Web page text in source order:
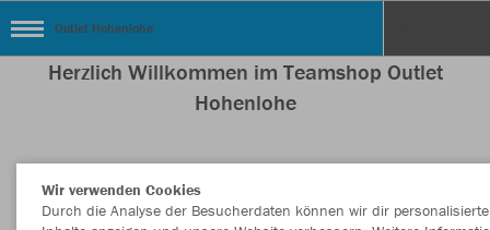
Outlet Hohenlohe
Herzlich Willkommen im Teamshop Outlet
Hohenlohe
Nachhaltig Farbe
Wir verwenden Cookies
Durch die Analyse der Besucherdaten können wir dir personalisierte